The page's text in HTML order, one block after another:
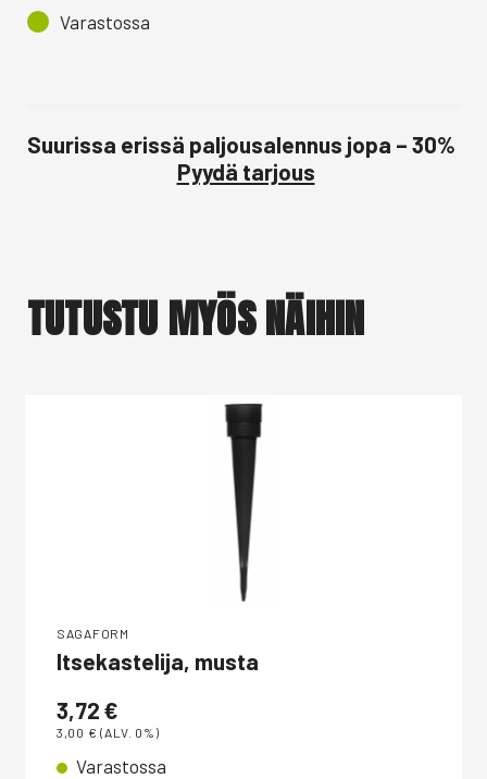
Varastossa
Suurissa erissä paljousalennus jopa – 30%
Pyydä tarjous
TUTUSTU MYÖS NÄIHIN
SAGAFORM
Itsekastelija, musta
3,72 €
3,00 € (ALV. 0%)
Varastossa